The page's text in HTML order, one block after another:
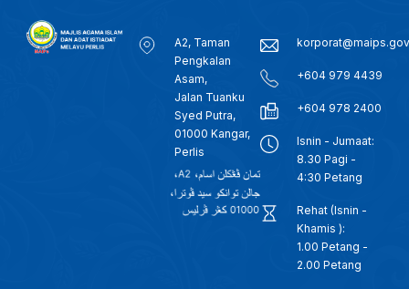
A2, Taman
Pengkalan
Asam,
Jalan Tuanku
Syed Putra,
01000 Kangar,
Perlis
+604 979 4439
+604 978 2400
Isnin - Jumaat:
8.30 Pagi -
4:30 Petang
Rehat (Isnin -
Khamis ):
1.00 Petang -
2.00 Petang